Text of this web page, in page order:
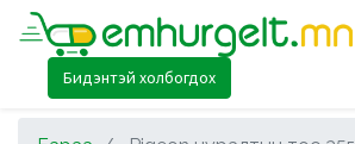
Бидэнтэй холбогдох